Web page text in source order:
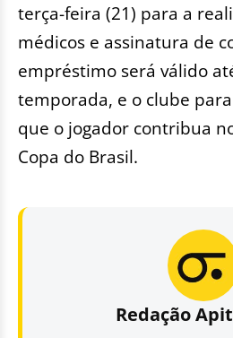
terça-feira (21) para a
médicos e assinatura de
empréstimo será válido
temporada, e o clube
que o jogador contribua
Copa do Brasil.
Redação